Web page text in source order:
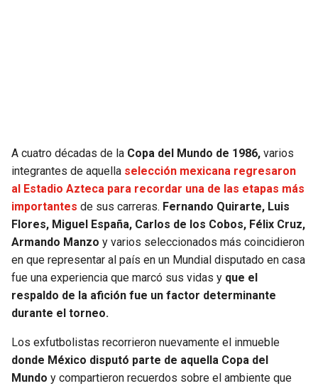
49ERS
SEAHAWKS
BEARS
LIONS
VIKINGS
FALCONS
GRIZZLIES
PELICANS
SPURS
NUGGETS
THUNDER
TRAIL BLAZERS
A cuatro décadas de la Copa del Mundo de 1986, varios
integrantes de aquella selección mexicana regresaron
al Estadio Azteca para recordar una de las etapas más
importantes de sus carreras. Fernando Quirarte, Luis
Flores, Miguel España, Carlos de los Cobos, Félix Cruz,
Armando Manzo y varios seleccionados más coincidieron
en que representar al país en un Mundial disputado en casa
fue una experiencia que marcó sus vidas y que el
respaldo de la afición fue un factor determinante
durante el torneo.
Los exfutbolistas recorrieron nuevamente el inmueble
donde México disputó parte de aquella Copa del
Mundo y compartieron recuerdos sobre el ambiente que